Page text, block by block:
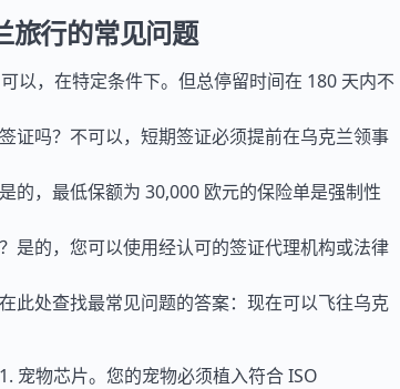
旅行的常见问题
以，在特定条件下。但总停留时间在 180 天内不
证吗？不可以，短期签证必须提前在乌克兰领事
的，最低保额为 30,000 欧元的保险单是强制性
是的，您可以使用经认可的签证代理机构或法律
此处查找最常见问题的答案：现在可以飞往乌克
宠物芯片。您的宠物必须植入符合 ISO